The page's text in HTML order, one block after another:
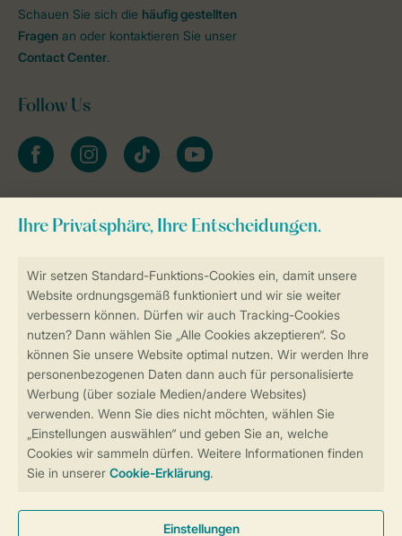
Sicher und schnell zur Online-Buchung
Sichere Datenübertragung
Sicheres Bezahlen
Schauen Sie sich die häufig gestellten
Fragen an oder kontaktieren Sie unser
Contact Center.
Follow Us
facebookinstagramtiktok youtube
Zum Newsletter anmelden